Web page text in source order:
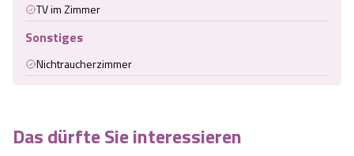
Das dürfte Sie interessieren
TV im Zimmer
Sonstiges
Nichtraucherzimmer